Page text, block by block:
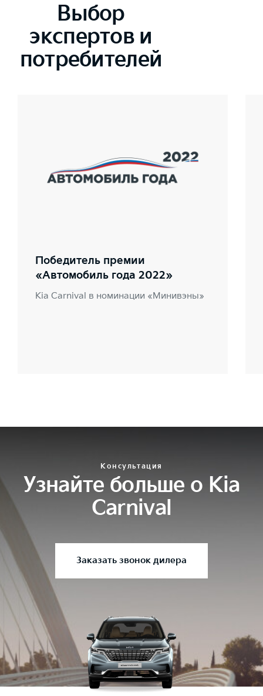
Выбор
экспертов и
потребителей
Победитель премии
«Автомобиль года 2022»
Kia Carnival в номинации «Минивэны»
Консультация
Узнайте больше о Kia
Carnival
Заказать звонок дилера